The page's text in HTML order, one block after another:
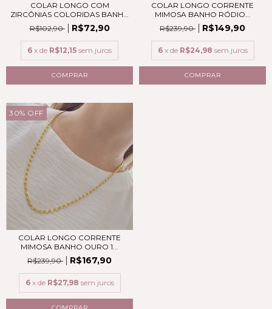
COLAR LONGO COM
ZIRCÔNIAS COLORIDAS BANH...
R$102,90
R$72,90
6 x de R$12,15 sem juros
COLAR LONGO CORRENTE
MIMOSA BANHO RÓDIO...
R$239,90
R$149,90
6 x de R$24,98 sem juros
30% OFF
COLAR LONGO CORRENTE
MIMOSA BANHO OURO 1...
R$239,90
R$167,90
6 x de R$27,98 sem juros